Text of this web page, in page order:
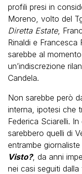
profili presi in
Moreno, volto del
Diretta Estate,
Rinaldi e Francesca
sarebbe al
un’indiscrezione
Candela.
Non sarebbe però
interna, ipotesi che
Federica Sciarelli.
sarebbero quelli di
entrambe
Visto?, da anni
nei casi seguiti